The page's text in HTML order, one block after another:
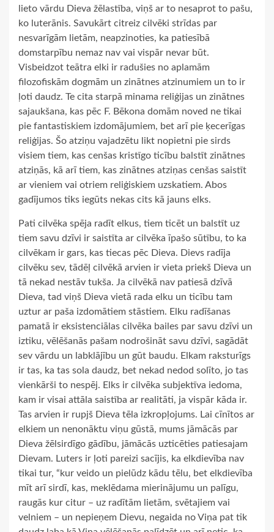
lieto vārdu Dieva žēlastība, viņš ar to nesaprot to pašu,
ko luterānis. Savukārt citreiz cilvēki strīdas par
nesvarīgām lietām, neapzinoties, ka patiesībā
domstarpību nemaz nav vai vispār nevar būt.
Visbeidzot teātra elki ir radušies no aplamām
filozofiskām dogmām un zinātnes atzinumiem un to ir
ļoti daudz. Te cita starpā minama reliģijas un zinātnes
sajaukšana, kas pēc F. Bēkona domām noved ne tikai
pie fantastiskiem izdomājumiem, bet arī pie ķecerīgas
reliģijas. Šo atziņu vajadzētu likt nopietni pie sirds
visiem tiem, kas cenšas kristīgo ticību balstīt zinātnes
atziņās, kā arī tiem, kas zinātnes atziņas cenšas saistīt
ar vieniem vai otriem reliģiskiem uzskatiem. Abos
gadījumos tiks iegūts nekas cits kā jauns elks.
Pati cilvēka spēja radīt elkus, tiem ticēt un balstīt uz
tiem savu dzīvi ir saistīta ar cilvēka īpašo sūtību, to ka
cilvēkam ir gars, kas tiecas pēc Dieva. Dievs radīja
cilvēku sev, tādēļ cilvēkā arvien ir vieta priekš Dieva un
tā nekad nestāv tukša. Ja cilvēkā nav patiesā dzīvā
Dieva, tad viņš Dieva vietā rada elku un ticību tam
uztur ar paša izdomātiem stāstiem. Elku radīšanas
pamatā ir eksistenciālas cilvēka bailes par savu dzīvi un
iztiku, vēlēšanās pašam nodrošināt savu dzīvi, sagādāt
sev vārdu un labklājību un gūt baudu. Elkam raksturīgs
ir tas, ka tas sola daudz, bet nekad nedod solīto, jo tas
vienkārši to nespēj. Elks ir cilvēka subjektīva iedoma,
kam ir visai attāla saistība ar realitāti, ja vispār kāda ir.
Tas arvien ir rupjš Dieva tēla izkropļojums. Lai cīnītos ar
elkiem un nenonāktu viņu gūstā, mums jāmācās par
Dieva žēlsirdīgo gādību, jāmācās uzticēties patiesajam
Dievam. Luters ir ļoti pareizi sacījis, ka elkdievība nav
tikai tur, “kur veido un pielūdz kādu tēlu, bet elkdievība
mīt arī sirdī, kas, meklēdama mierinājumu un palīgu,
raugās kur citur – uz radītām lietām, svētajiem vai
velniem – un nepieņem Dievu, negaida no Viņa pat tik